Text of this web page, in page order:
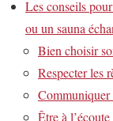
Les conseils
ou un sauna
Bien choisir
Respecter les
Communiquer
Être à